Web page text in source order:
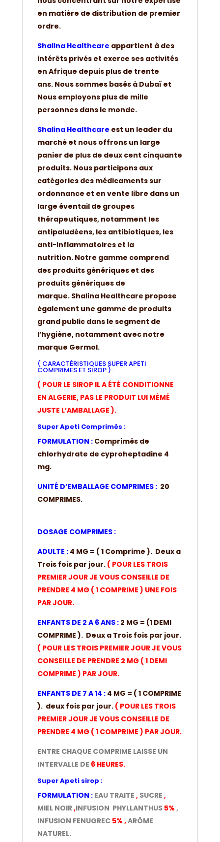
en matière de distribution de premier
ordre.
Shalina Healthcare appartient à des
intérêts privés et exerce ses activités
en Afrique depuis plus de trente
ans. Nous sommes basés à Dubaï et
Nous employons plus de mille
personnes dans le monde.
Shalina Healthcare est un leader du
marché et nous offrons un large
panier de plus de deux cent cinquante
produits. Nous participons aux
catégories des médicaments sur
ordonnance et en vente libre dans un
large éventail de groupes
thérapeutiques, notamment les
antipaludéens, les antibiotiques, les
anti-inflammatoires et la
nutrition. Notre gamme comprend
des produits génériques et des
produits génériques de
marque. Shalina Healthcare propose
également une gamme de produits
grand public dans le segment de
l’hygiène, notamment avec notre
marque Germol.
( CARACTÉRISTIQUES SUPER APETI
COMPRIMES ET SIROP ) :
( POUR LE SIROP IL A ÉTÉ CONDITIONNE
EN ALGERIE, PAS LE PRODUIT LUI MÉMÉ
JUSTE L’AMBALLAGE ).
Super Apeti Comprimés :
FORMULATION : Comprimés de
chlorhydrate de cyproheptadine 4
mg.
UNITÉ D’EMBALLAGE COMPRIMES : 20
COMPRIMES.
DOSAGE COMPRIMES :
ADULTE :4 MG = ( 1 Comprime ). Deux a
Trois fois par jour. ( POUR LES TROIS
PREMIER JOUR JE VOUS CONSEILLE DE
PRENDRE 4 MG ( 1 COMPRIME ) UNE FOIS
PAR JOUR.
ENFANTS DE 2 A 6 ANS :2 MG = (1 DEMI
COMPRIME ). Deux a Trois fois par jour.
( POUR LES TROIS PREMIER JOUR JE VOUS
CONSEILLE DE PRENDRE 2 MG ( 1 DEMI
COMPRIME ) PAR JOUR.
ENFANTS DE 7 A 14 :4 MG = ( 1 COMPRIME
). deux fois par jour.( POUR LES TROIS
PREMIER JOUR JE VOUS CONSEILLE DE
PRENDRE 4 MG ( 1 COMPRIME ) PAR JOUR.
ENTRE CHAQUE COMPRIME LAISSE UN
INTERVALLE DE 6 HEURES.
Super Apeti sirop :
FORMULATION : EAU TRAITE , SUCRE ,
MIEL NOIR,INFUSION PHYLLANTHUS5% ,
INFUSION FENUGREC5% ,ARÔME
NATUREL.